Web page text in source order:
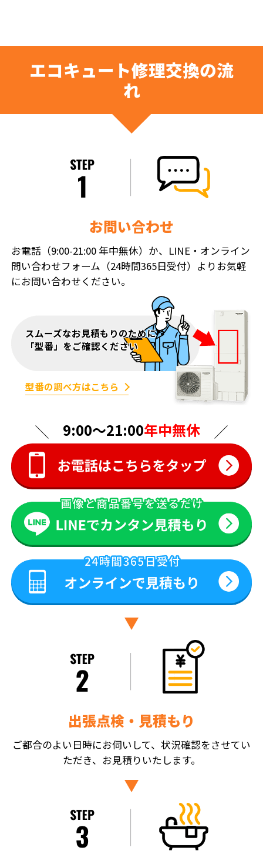
エコキュート修理交換の流
れ
お問い合わせ
お電話（9:00-21:00 年中無休）か、LINE・オンライン
問い合わせフォーム（24時間365日受付）よりお気軽
にお問い合わせください。
スムーズなお見積もりのために
「型番」をご確認ください
型番の調べ方はこちら
9:00〜21:00年中無休
出張点検・見積もり
ご都合のよい日時にお伺いして、状況確認をさせてい
ただき、お見積りいたします。